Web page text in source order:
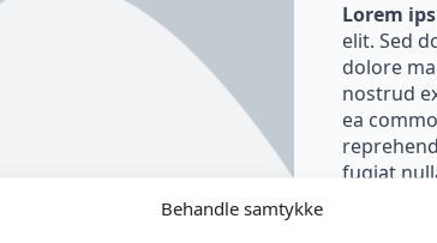
Behandle samtykke
Lorem
elit. Sed
dolore
nostrud
ea
fugiat